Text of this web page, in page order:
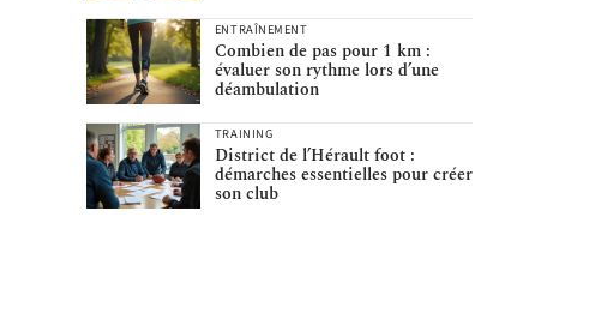
ENTRAÎNEMENT
Combien de pas pour 1 km :
évaluer son rythme lors d’une
déambulation
TRAINING
District de l’Hérault foot :
démarches essentielles pour créer
son club